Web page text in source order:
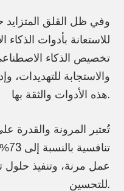
للاستعانة بأدوات الذكاء
تخصيص الذكاء
والاستجابة
هذه الأدوات والثقة بها.
تُعتبر المرونة والقدرة
عمل مرنة، وتنفيذ حلول
للتحسين.